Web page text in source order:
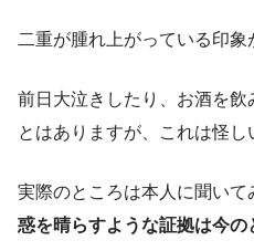
二重が腫れ上がっている印象
前日大泣きしたり、お酒を
とはありますが、これは怪し
実際のところは本人に聞いて
惑を晴らすような証拠は今の